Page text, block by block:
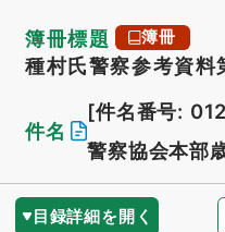
簿冊標題 簿冊
種村氏警察参考資料
件名
[件名番号:
警察協会本部
目録詳細を開く